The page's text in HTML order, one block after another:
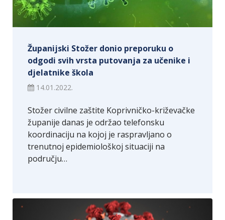
Županijski Stožer donio preporuku o
odgodi svih vrsta putovanja za učenike i
djelatnike škola
14.01.2022.
Stožer civilne zaštite Koprivničko-križevačke
županije danas je održao telefonsku
koordinaciju na kojoj je raspravljano o
trenutnoj epidemiološkoj situaciji na
području…